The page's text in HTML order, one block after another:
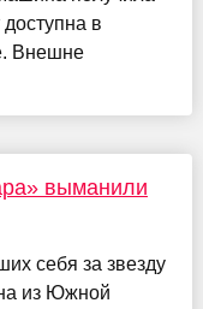
в
Внешне
выманили
себя за звезду
из Южной